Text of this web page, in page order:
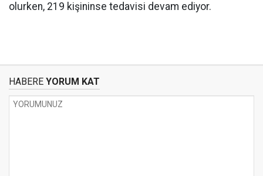
olurken, 219 kişininse tedavisi devam ediyor.
HABERE YORUM KAT